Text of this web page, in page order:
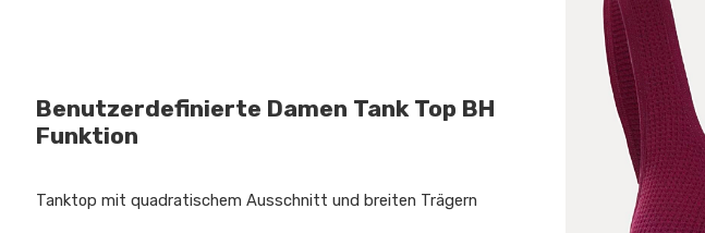
Benutzerdefinierte Damen Tank Top BH
Funktion
Tanktop mit quadratischem Ausschnitt und breiten Trägern